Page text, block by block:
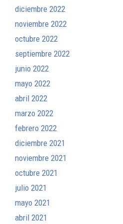
diciembre 2022
noviembre 2022
octubre 2022
septiembre 2022
junio 2022
mayo 2022
abril 2022
marzo 2022
febrero 2022
diciembre 2021
noviembre 2021
octubre 2021
julio 2021
mayo 2021
abril 2021